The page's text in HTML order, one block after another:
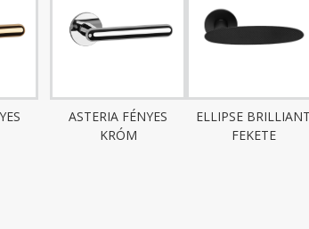
ASTERIA FÉNYES
KRÓM
ELLIPSE BRILLIANT
FEKETE